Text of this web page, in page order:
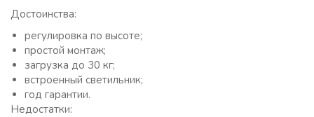
Достоинства:
регулировка по высоте;
простой монтаж;
загрузка до 30 кг;
встроенный светильник;
год гарантии.
Недостатки: